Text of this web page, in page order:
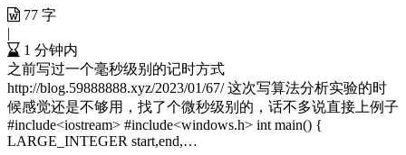
77 字
|
1 分钟内
之前写过一个毫秒级别的记时方式
http://blog.59888888.xyz/2023/01/67/ 这次写算法分析实验的时
候感觉还是不够用，找了个微秒级别的，话不多说直接上例子
#include<iostream> #include<windows.h> int main() {
LARGE_INTEGER start,end,…